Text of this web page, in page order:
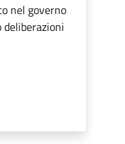
nel governo